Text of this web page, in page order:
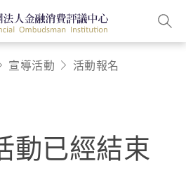
宣導活動 活動報名
動已經結束